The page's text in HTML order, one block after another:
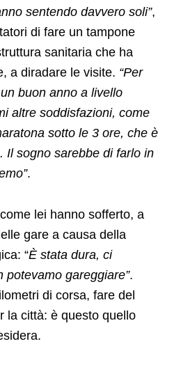
sentendo davvero soli”,
di fare un tampone
sanitaria che ha
a diradare le visite. “Per
buon anno a livello
altre soddisfazioni, come
sotto le 3 ore, che è
Il sogno sarebbe di farlo in
.
lei hanno sofferto, a
gare a causa della
“È stata dura, ci
potevamo gareggiare”.
di corsa, fare del
la città: è questo quello